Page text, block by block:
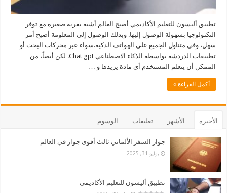
تطبيق أليسون للتعليم الأكاديمي أصبح العالم أشبه بقرية صغيرة مع توفر
التكنولوجيا بسهولة الوصول إليها. وبذلك الوصول إلى المعلومة أصبح أمر
سهل، وفي متناول الجميع على الهواتف الذكية.سواء عبر محركات البحث أو
تطبيقات الدردشة بواسطة الذكاء الاصطناعي Chat gpt. لكن أيضاً، من
الممكن أن يتعلم المستخدم أي مادة يريدها و …
أكمل القراءة »
الأخيرة الأشهر تعليقات الوسوم
جواز السفر الألماني ثالث أقوى جواز في العالم
يوليو 31, 2025
تطبيق أليسون للتعليم الأكاديمي